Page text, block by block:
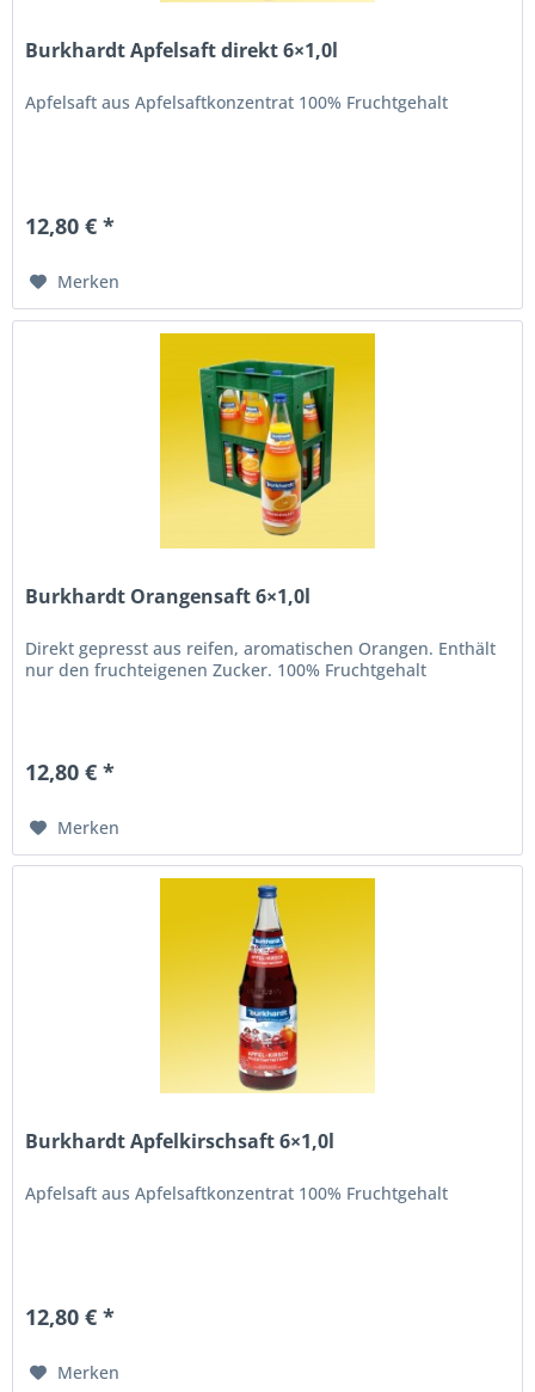
Burkhardt Apfelsaft direkt 6×1,0l
Apfelsaft aus Apfelsaftkonzentrat 100% Fruchtgehalt
12,80 € *
Merken
Burkhardt Orangensaft 6×1,0l
Direkt gepresst aus reifen, aromatischen Orangen. Enthält
nur den fruchteigenen Zucker. 100% Fruchtgehalt
12,80 € *
Merken
Burkhardt Apfelkirschsaft 6×1,0l
Apfelsaft aus Apfelsaftkonzentrat 100% Fruchtgehalt
12,80 € *
Merken